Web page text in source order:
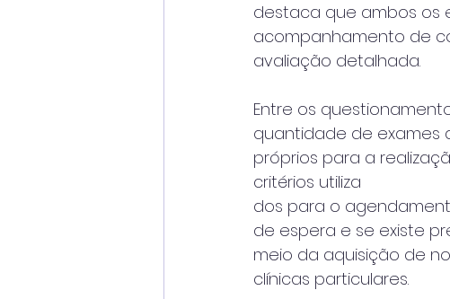
destaca que ambos os
acompanhamento de
avaliação detalhada.
Entre os
quantidade de exames
próprios para a
critérios utiliza
dos para o
de espera e se existe
meio da aquisição de
clínicas particulares.